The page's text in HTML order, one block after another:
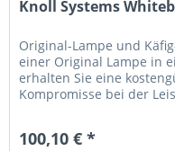
Knoll Systems
Original-Lampe und
einer Original Lampe in
erhalten Sie eine
Kompromisse bei der
100,10 € *